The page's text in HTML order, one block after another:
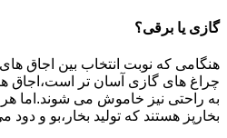
گازی یا برقی؟
هنگامی که نوبت انتخاب بین اجاق
چراغ های گازی آسان تر است،اجاق
به راحتی نیز خاموش می شوند.اما هر
بخارپز هستند که تولید بخار،بو و